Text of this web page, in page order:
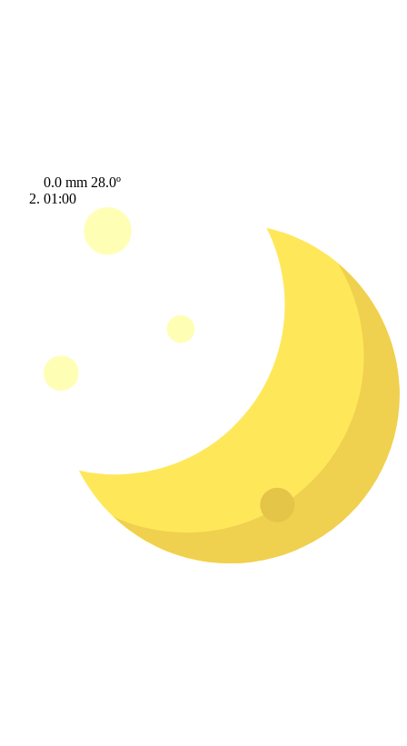
0.0 mm 28.0º
01:00